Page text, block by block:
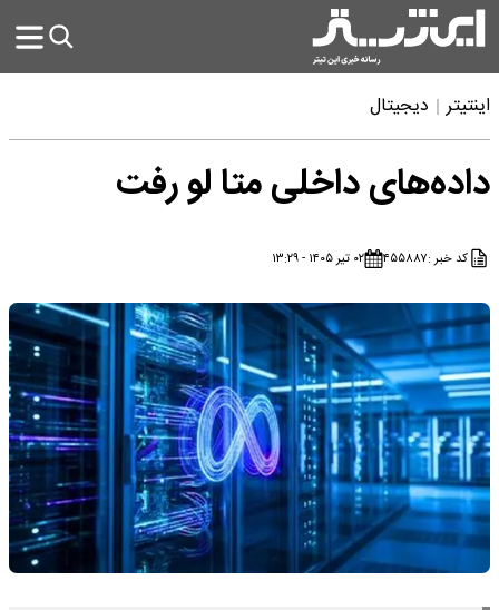
اینتیتر دیجیتال
داده‌های داخلی متا لو رفت
کد خبر :۴۵۵۸۸۷ ۰۲ تیر ۱۴۰۵ - ۱۳:۲۹